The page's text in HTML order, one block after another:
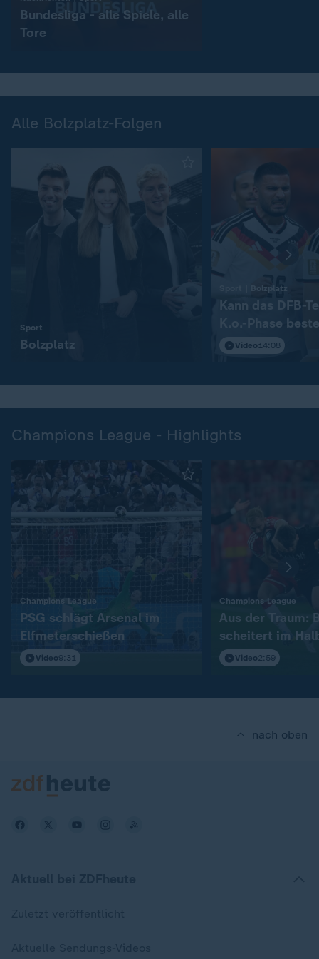
Bundesliga - alle Spiele, alle
Tore
Alle Bolzplatz-Folgen
Sport
Bolzplatz
Sport | Bolzplatz
Kann das DFB-
K.o.-Phase
Video 14:08
Champions League - Highlights
Champions League
PSG schlägt Arsenal im
Elfmeterschießen
Video9:31
Champions League
Aus der Traum:
scheitert im
Video2:59
nach oben